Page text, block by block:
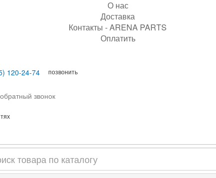
О нас
Доставка
Контакты - ARENA PARTS
Оплатить
120-24-74 позвонить
звонок